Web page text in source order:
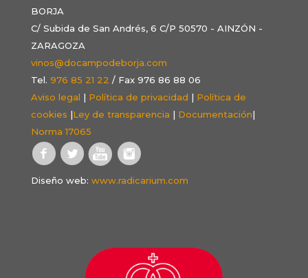
BORJA
C/ Subida de San Andrés, 6 C/P 50570 - AINZÓN -
ZARAGOZA
vinos@docampodeborja.com
Tel. 976 85 21 22 / Fax 976 86 88 06
Aviso legal | Política de privacidad | Política de
cookies |Ley de transparencia | Documentación|
Norma 17065
Diseño web: www.radicarium.com